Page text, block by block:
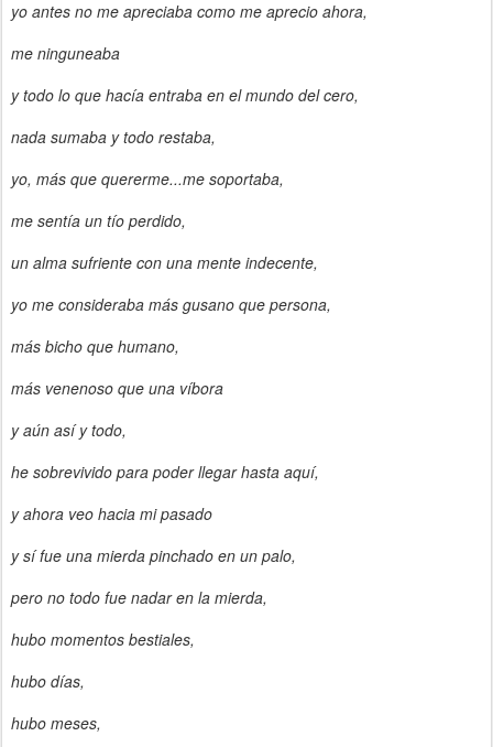
yo antes no me apreciaba como me aprecio ahora,
me ninguneaba
y todo lo que hacía entraba en el mundo del cero,
nada sumaba y todo restaba,
yo, más que quererme...me soportaba,
me sentía un tío perdido,
un alma sufriente con una mente indecente,
yo me consideraba más gusano que persona,
más bicho que humano,
más venenoso que una víbora
y aún así y todo,
he sobrevivido para poder llegar hasta aquí,
y ahora veo hacia mi pasado
y sí fue una mierda pinchado en un palo,
pero no todo fue nadar en la mierda,
hubo momentos bestiales,
hubo días,
hubo meses,